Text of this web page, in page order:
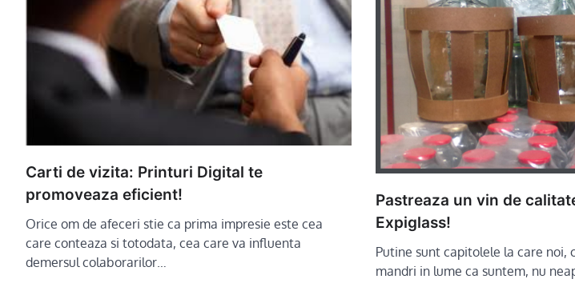
Carti de vizita: Printuri Digital te
promoveaza eficient!
Orice om de afeceri stie ca prima impresie este cea
care conteaza si totodata, cea care va influenta
demersul colaborarilor…
Pastreaza un vin de
Expiglass!
Putine sunt capitolele la care noi,
mandri in lume ca suntem, nu